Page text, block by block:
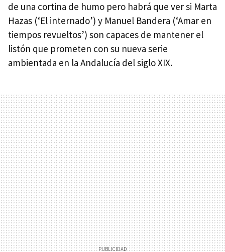
de una cortina de humo pero habrá que ver si Marta
Hazas (‘El internado’) y Manuel Bandera (‘Amar en
tiempos revueltos’) son capaces de mantener el
listón que prometen con su nueva serie
ambientada en la Andalucía del sigloXIX.